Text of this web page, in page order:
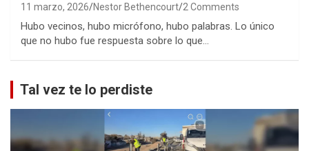
11 marzo, 2026 Nestor Bethencourt 2 Comments
Hubo vecinos, hubo micrófono, hubo palabras. Lo único
que no hubo fue respuesta sobre lo que…
Tal vez te lo perdiste